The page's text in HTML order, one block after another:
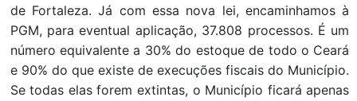
de Fortaleza. Já com essa nova lei, encaminhamos à
PGM, para eventual aplicação, 37.808 processos. É um
número equivalente a 30% do estoque de todo o Ceará
e 90% do que existe de execuções fiscais do Município.
Se todas elas forem extintas, o Município ficará apenas